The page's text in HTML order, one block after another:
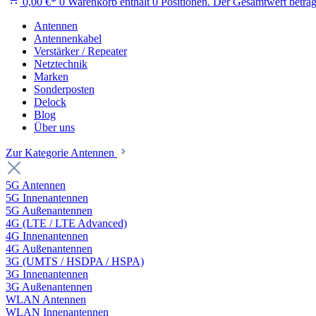
Antennen
Antennenkabel
Verstärker / Repeater
Netztechnik
Marken
Sonderposten
Delock
Blog
Über uns
Zur Kategorie Antennen
5G Antennen
5G Innenantennen
5G Außenantennen
4G (LTE / LTE Advanced)
4G Innenantennen
4G Außenantennen
3G (UMTS / HSDPA / HSPA)
3G Innenantennen
3G Außenantennen
WLAN Antennen
WLAN Innenantennen